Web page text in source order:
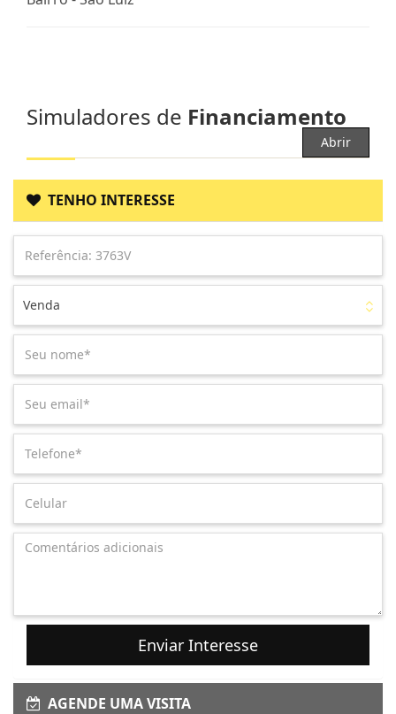
Simuladores de Financiamento
Abrir
TENHO INTERESSE
Venda
Enviar Interesse
AGENDE UMA VISITA